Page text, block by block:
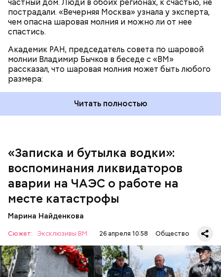
частный дом. Люди в обоих регионах, к счастью, не
пострадали. «Вечерняя Москва» узнала у эксперта,
чем опасна шаровая молния и можно ли от нее
спастись.
Академик РАН, председатель совета по шаровой
молнии Владимир Бычков в беседе с «ВМ»
рассказал, что шаровая молния может быть любого
размера:
Читать полностью
«Записка и бутылка водки»:
воспоминания ликвидаторов
аварии на ЧАЭС о работе на
месте катастрофы
Марина Найденкова
Сюжет: Эксклюзивы ВМ 26 апреля 10:58 Общество
транспорт. Привезли в полк. Построились. Сказали,
что произошло. Создали мобильный отряд. Через
несколько часов мы направились в сторону
Чернобыля, — вспоминает Макеев.